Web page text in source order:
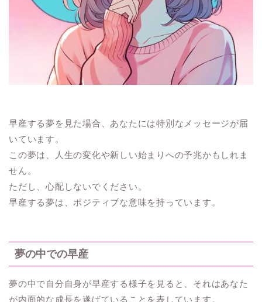
早産する夢を見た場合、あなたには特別なメッセージが届
いています。
この夢は、人生の変化や新しい始まりへの予兆かもしれま
せん。
ただし、心配しないでください。
早産する夢は、ポジティブな意味を持っています。
夢の中での早産
夢の中で自分自身が早産する様子を見ると、それはあなた
が内面的な成長を遂げていることを表しています。